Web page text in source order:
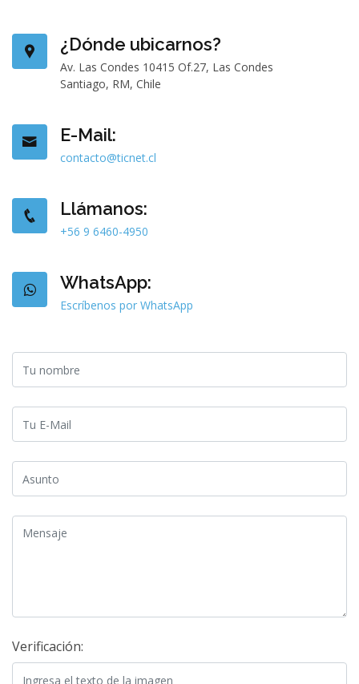
¿Dónde ubicarnos?
Av. Las Condes 10415 Of.27, Las Condes
Santiago, RM, Chile
E-Mail:
contacto@ticnet.cl
Llámanos:
+56 9 6460-4950
WhatsApp:
Escríbenos por WhatsApp
Verificación: